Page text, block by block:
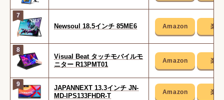
7
Newsoul 18.5インチ 85ME6
8
Visual Beat タッチモバイルモ
ニター R13PMT01
9
JAPANNEXT 13.3インチ JN-
MD-IPS133FHDR-T